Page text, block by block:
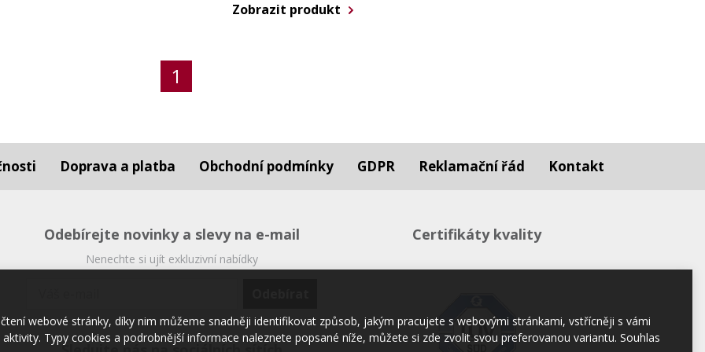
Zobrazit produkt
1
Doprava a platba Obchodní podmínky GDPR Reklamační řád Kontakt
Odebírejte novinky a slevy na e-mail
Nenechte si ujít exkluzivní nabídky
Certifikáty kvality
webové stránky, díky nim můžeme snadněji identifikovat způsob, jakým pracujete s webovými stránkami, vstřícněji s vámi
Typy cookies a podrobnější informace naleznete popsané níže, můžete si zde zvolit svou preferovanou variantu. Souhlas